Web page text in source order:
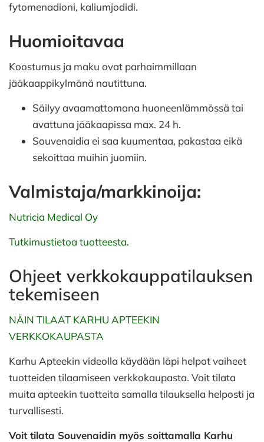
fytomenadioni, kaliumjodidi.
Huomioitavaa
Koostumus ja maku ovat parhaimmillaan
jääkaappikylmänä nautittuna.
Säilyy avaamattomana huoneenlämmössä tai
avattuna jääkaapissa max. 24 h.
Souvenaidia ei saa kuumentaa, pakastaa eikä
sekoittaa muihin juomiin.
Valmistaja/markkinoija:
Nutricia Medical Oy
Tutkimustietoa tuotteesta.
Ohjeet verkkokauppatilauksen
tekemiseen
NÄIN TILAAT KARHU APTEEKIN
VERKKOKAUPASTA
Karhu Apteekin videolla käydään läpi helpot vaiheet
tuotteiden tilaamiseen verkkokaupasta. Voit tilata
muita apteekin tuotteita samalla tilauksella helposti ja
turvallisesti.
Voit tilata Souvenaidin myös soittamalla Karhu